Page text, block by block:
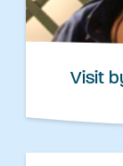
Visit